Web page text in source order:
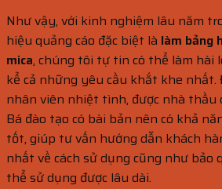
Như vậy, với kinh nghiệm lâu năm
hiệu quảng cáo đặc biệt là làm bảng
mica, chúng tôi tự tin có thể làm hài
kể cả những yêu cầu khắt khe
nhân viên nhiệt tình, được nhà thầu
Bá đào tạo có bài bản nên có khả
tốt, giúp tư vấn hướng dẫn khách
nhất về cách sử dụng cũng như bảo
thể sử dụng được lâu dài.